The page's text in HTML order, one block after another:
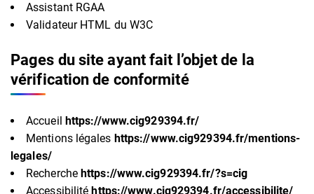
Assistant RGAA
Validateur HTML du W3C
Pages du site ayant fait l’objet de la
vérification de conformité
Accueil https://www.cig929394.fr/
Mentions légales https://www.cig929394.fr/mentions-
legales/
Recherche https://www.cig929394.fr/?s=cig
Accessibilitéhttps://www.cig929394.fr/accessibilite/